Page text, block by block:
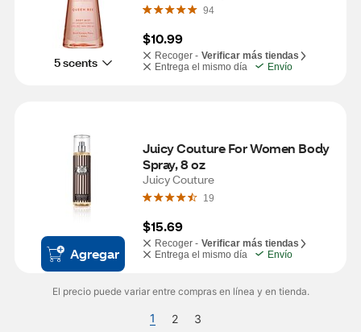
5 scents
94
$10.99
Recoger - Verificar más tiendas
Entrega el mismo día
Envío
Agregar
Juicy Couture For Women Body
Spray, 8 oz
Juicy Couture
19
$15.69
Recoger - Verificar más tiendas
Entrega el mismo día
Envío
El precio puede variar entre compras en línea y en tienda.
1 2 3